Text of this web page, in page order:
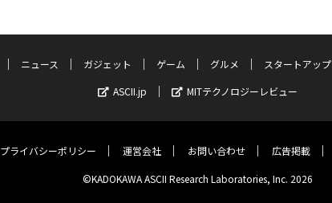
ニュース ガジェット ゲーム グルメ スタートアップ
ASCII.jp
MITテクノロジーレビュー
プライバシーポリシー 運営会社 お問い合わせ 広告掲載
©KADOKAWA ASCII Research Laboratories, Inc. 2026